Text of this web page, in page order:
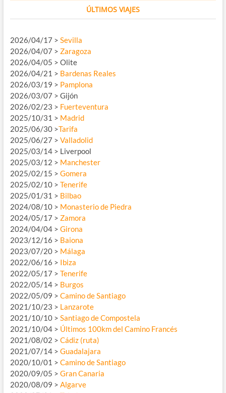
ÚLTIMOS VIAJES
2026/04/17 > Sevilla
2026/04/07 > Zaragoza
2026/04/05 > Olite
2026/04/21 > Bardenas Reales
2026/03/19 > Pamplona
2026/03/07 > Gijón
2026/02/23 > Fuerteventura
2025/10/31 > Madrid
2025/06/30 >Tarifa
2025/06/27 > Valladolid
2025/03/14 > Liverpool
2025/03/12 > Manchester
2025/02/15 > Gomera
2025/02/10 > Tenerife
2025/01/31 > Bilbao
2024/08/10 > Monasterio de Piedra
2024/05/17 > Zamora
2024/04/04 > Girona
2023/12/16 > Baiona
2023/07/20 > Málaga
2022/06/16 > Ibiza
2022/05/17 > Tenerife
2022/05/14 > Burgos
2022/05/09 > Camino de Santiago
2021/10/23 > Lanzarote
2021/10/10 > Santiago de Compostela
2021/10/04 > Últimos 100km del Camino Francés
2021/08/02 > Cádiz (ruta)
2021/07/14 > Guadalajara
2020/10/01 > Camino de Santiago
2020/09/05 > Gran Canaria
2020/08/09 > Algarve